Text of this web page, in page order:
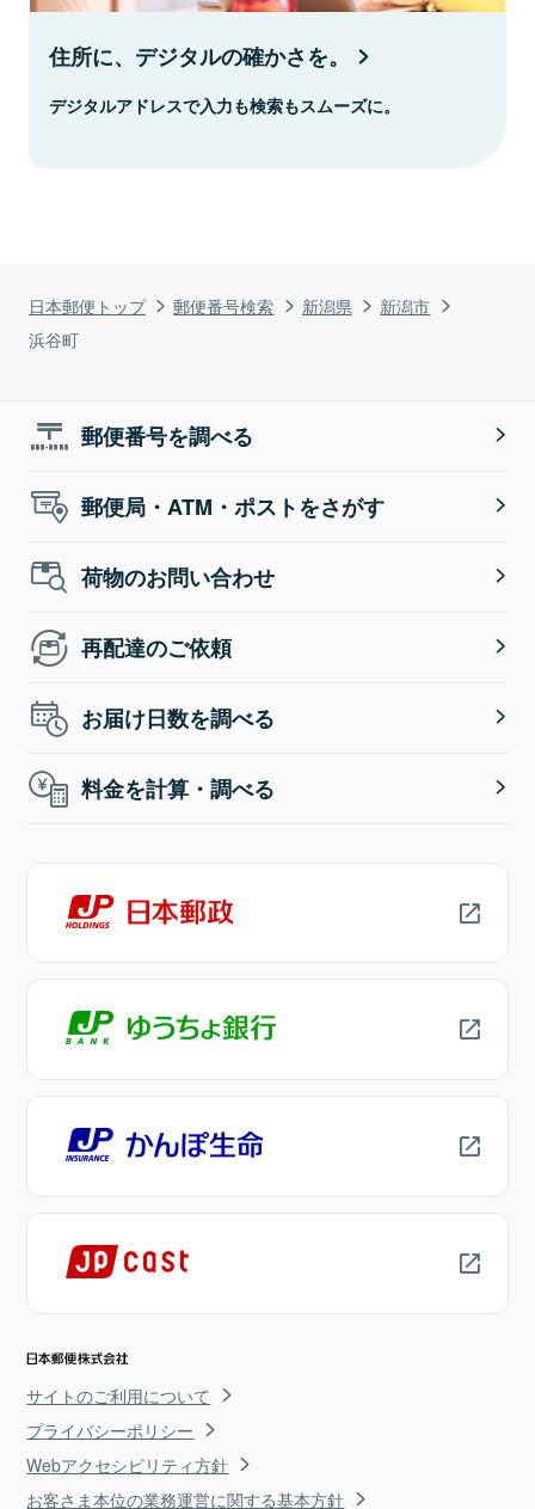
日本郵便トップ 郵便番号検索 新潟県
新潟市
浜谷町
住所に、デジタルの確かさを。
デジタルアドレスで入力も検索もスムーズに。
郵便番号を調べる
郵便局・ATM・ポストをさがす
荷物のお問い合わせ
再配達のご依頼
お届け日数を調べる
料金を計算・調べる
サイトのご利用について
プライバシーポリシー
Webアクセシビリティ方針
お客さま本位の業務運営に関する基本方針